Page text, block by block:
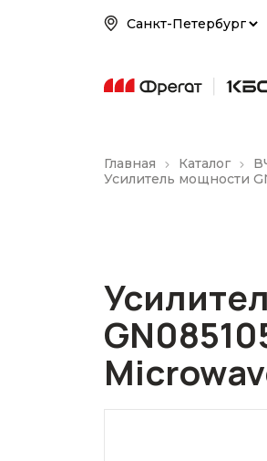
Главная Каталог
Усилитель мощности